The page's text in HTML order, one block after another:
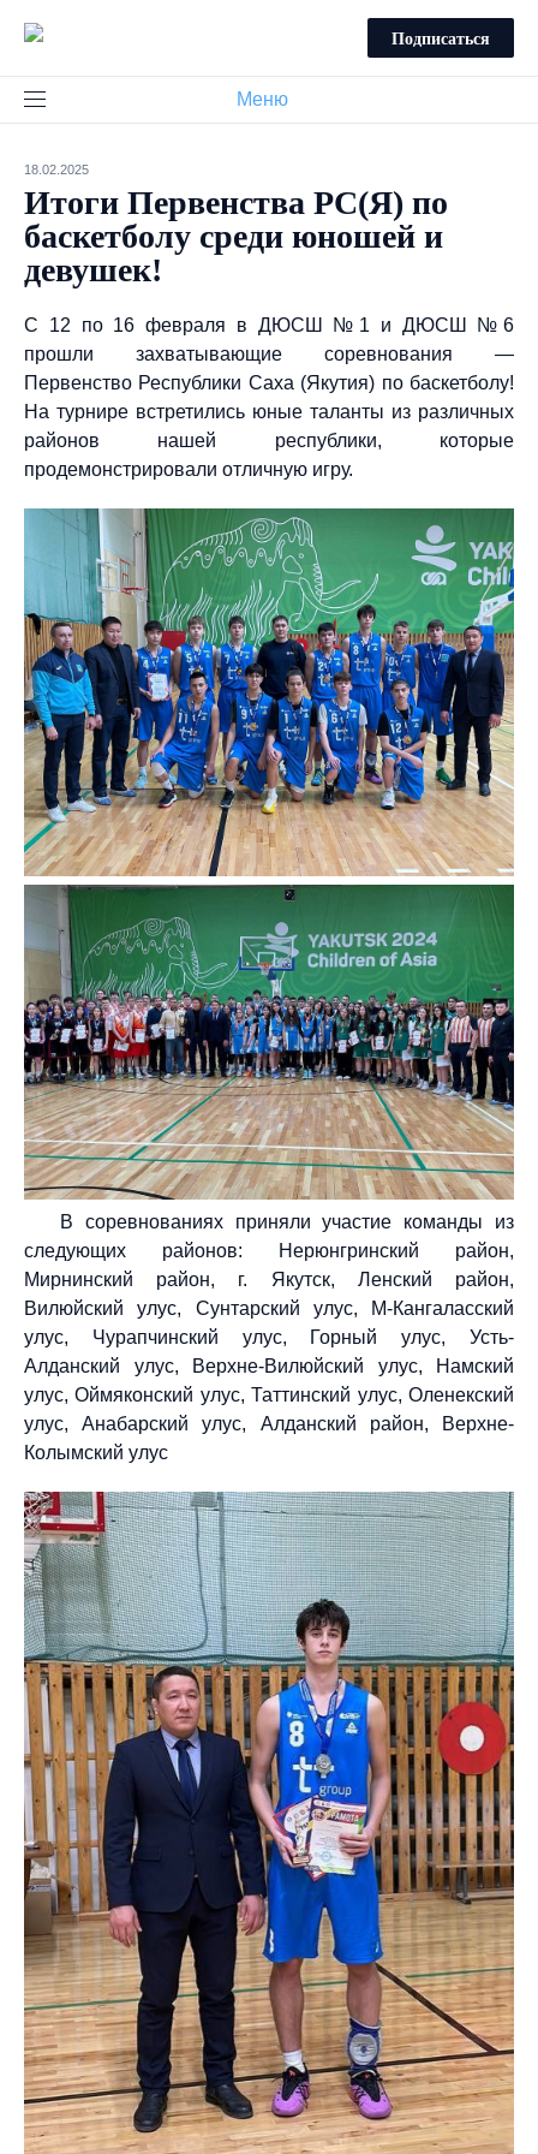
Подписаться
Меню
18.02.2025
Итоги Первенства РС(Я) по
баскетболу среди юношей и
девушек!
С 12 по 16 февраля в ДЮСШ №1 и ДЮСШ №6
прошли захватывающие соревнования —
Первенство Республики Саха (Якутия) по баскетболу!
На турнире встретились юные таланты из различных
районов нашей республики, которые
продемонстрировали отличную игру.
В соревнованиях приняли участие команды из
следующих районов: Нерюнгринский район,
Мирнинский район, г. Якутск, Ленский район,
Вилюйский улус, Сунтарский улус, М-Кангаласский
улус, Чурапчинский улус, Горный улус, Усть-
Алданский улус, Верхне-Вилюйский улус, Намский
улус, Оймяконский улус, Таттинский улус, Оленекский
улус, Анабарский улус, Алданский район, Верхне-
Колымский улус